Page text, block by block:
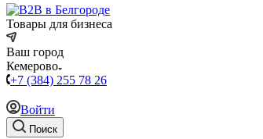
Товары для бизнеса
Ваш город
Кемерово
+7 (384) 255 78 26
Войти
Поиск